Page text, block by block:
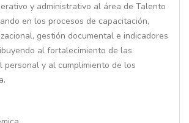
y administrativo al área de Talento
en los procesos de capacitación,
gestión documental e indicadores
al fortalecimiento de las
personal y al cumplimiento de los